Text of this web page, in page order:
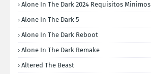
Alone In The Dark 2024 Requisitos Minimos
Alone In The Dark 5
Alone In The Dark Reboot
Alone In The Dark Remake
Altered The Beast